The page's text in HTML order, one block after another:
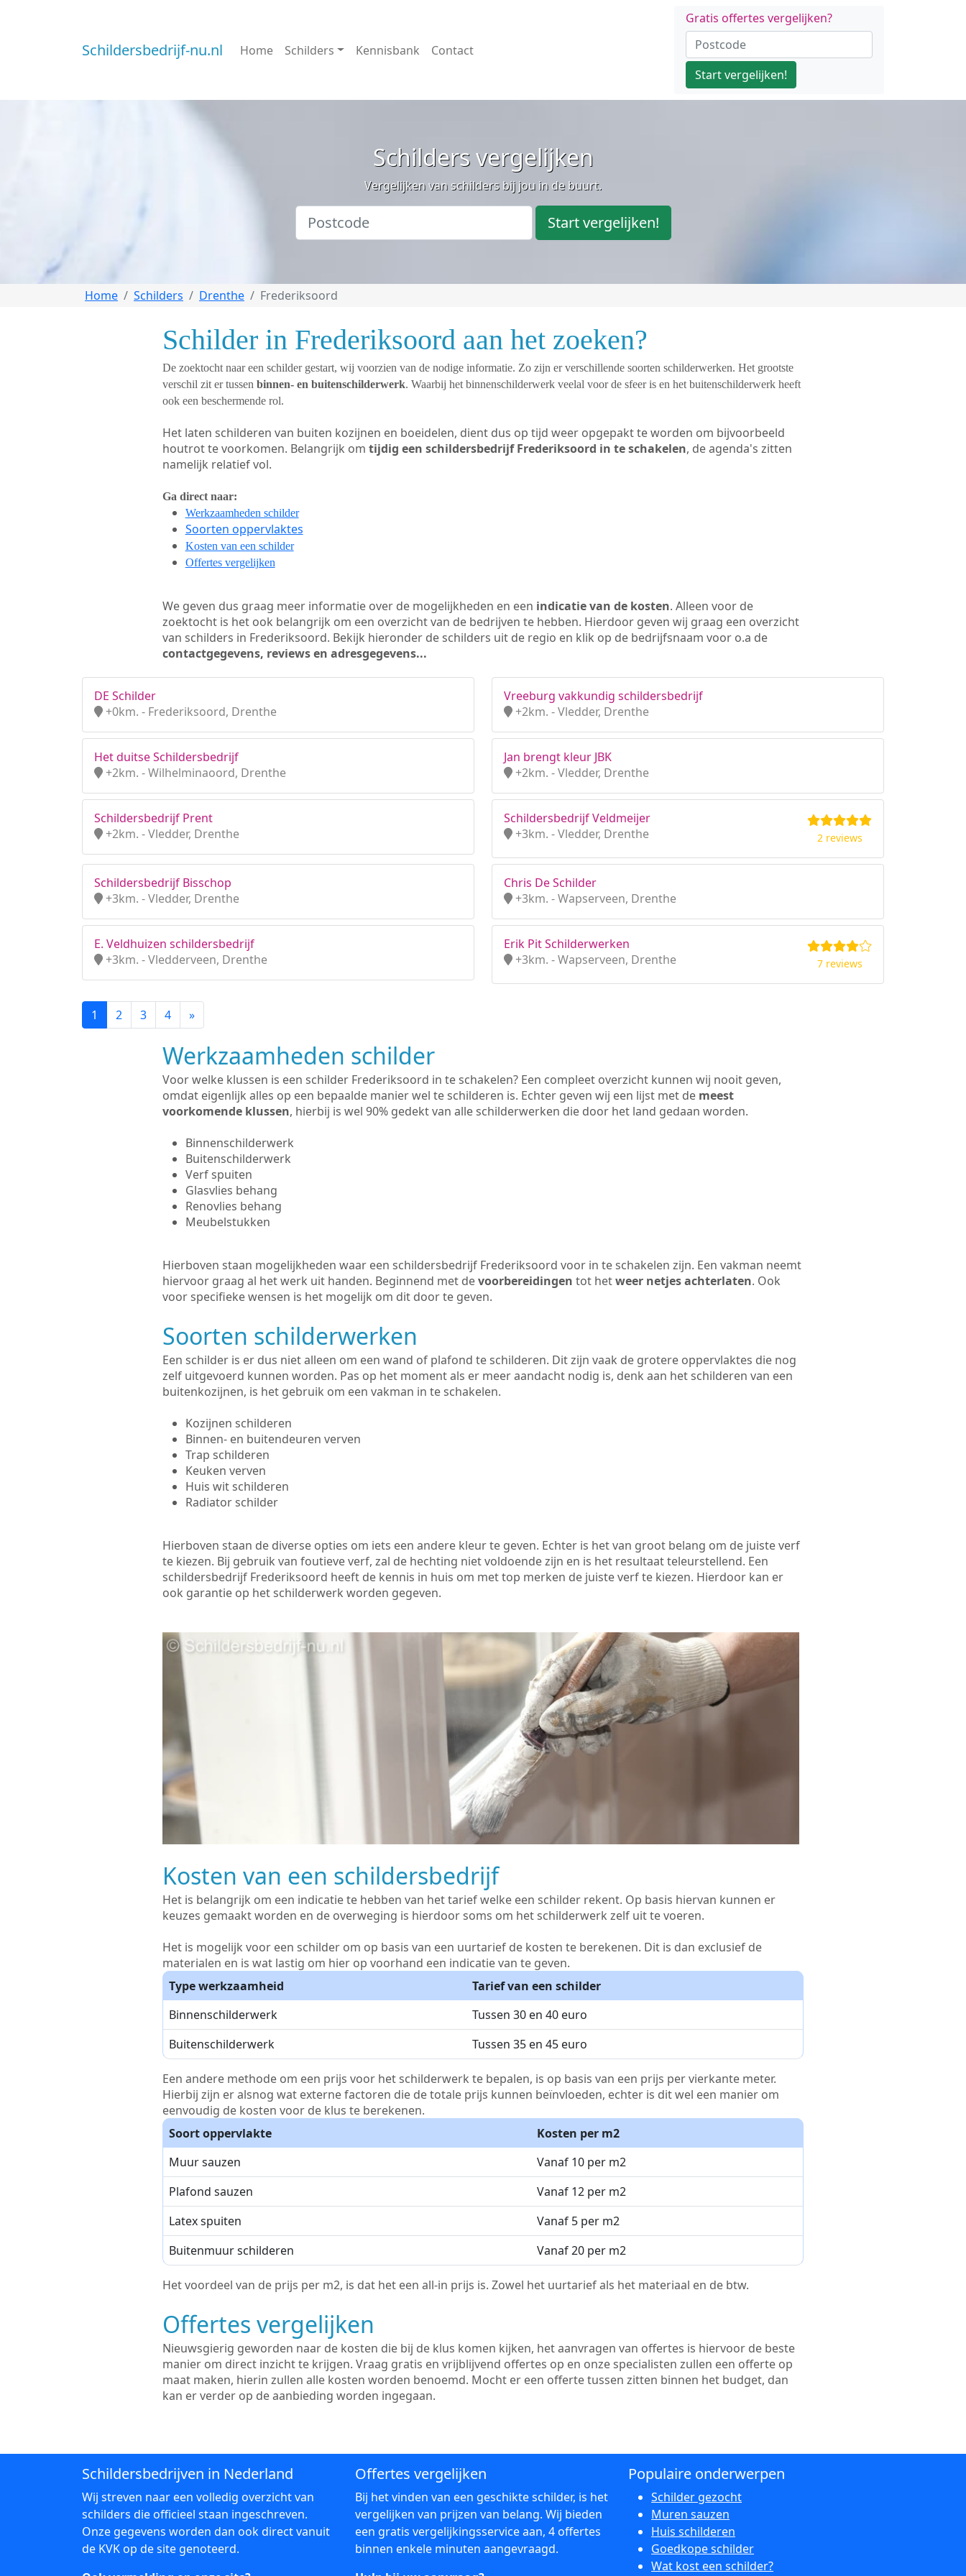
Schildersbedrijf-nu.nl Home Schilders Kennisbank Contact
Gratis offertes vergelijken?
Start vergelijken!
Schilders vergelijken
Vergelijken van schilders bij jou in de buurt.
Start vergelijken!
Home Schilders Drenthe Frederiksoord
Schilder in Frederiksoord aan het zoeken?
De zoektocht naar een schilder gestart, wij voorzien van de nodige informatie. Zo zijn er verschillende soorten schilderwerken. Het grootste
verschil zit er tussen binnen- en buitenschilderwerk. Waarbij het binnenschilderwerk veelal voor de sfeer is en het buitenschilderwerk heeft
ook een beschermende rol.
Het laten schilderen van buiten kozijnen en boeidelen, dient dus op tijd weer opgepakt te worden om bijvoorbeeld
houtrot te voorkomen. Belangrijk om tijdig een schildersbedrijf Frederiksoord in te schakelen, de agenda's zitten
namelijk relatief vol.
Ga direct naar:
Werkzaamheden schilder
Soorten oppervlaktes
Kosten van een schilder
Offertes vergelijken
We geven dus graag meer informatie over de mogelijkheden en een indicatie van de kosten. Alleen voor de
zoektocht is het ook belangrijk om een overzicht van de bedrijven te hebben. Hierdoor geven wij graag een overzicht
van schilders in Frederiksoord. Bekijk hieronder de schilders uit de regio en klik op de bedrijfsnaam voor o.a de
contactgegevens, reviews en adresgegevens...
DE Schilder
+0km. - Frederiksoord, Drenthe
Vreeburg vakkundig schildersbedrijf
+2km. - Vledder, Drenthe
Het duitse Schildersbedrijf
+2km. - Wilhelminaoord, Drenthe
Jan brengt kleur JBK
+2km. - Vledder, Drenthe
Schildersbedrijf Prent
+2km. - Vledder, Drenthe
Schildersbedrijf Veldmeijer
+3km. - Vledder, Drenthe
2 reviews
Schildersbedrijf Bisschop
+3km. - Vledder, Drenthe
Chris De Schilder
+3km. - Wapserveen, Drenthe
E. Veldhuizen schildersbedrijf
+3km. - Vledderveen, Drenthe
Erik Pit Schilderwerken
+3km. - Wapserveen, Drenthe
7 reviews
1 2 3 4 »
Werkzaamheden schilder
Voor welke klussen is een schilder Frederiksoord in te schakelen? Een compleet overzicht kunnen wij nooit geven,
omdat eigenlijk alles op een bepaalde manier wel te schilderen is. Echter geven wij een lijst met de meest
voorkomende klussen, hierbij is wel 90% gedekt van alle schilderwerken die door het land gedaan worden.
Binnenschilderwerk
Buitenschilderwerk
Verf spuiten
Glasvlies behang
Renovlies behang
Meubelstukken
Hierboven staan mogelijkheden waar een schildersbedrijf Frederiksoord voor in te schakelen zijn. Een vakman neemt
hiervoor graag al het werk uit handen. Beginnend met devoorbereidingen tot hetweer netjes achterlaten. Ook
voor specifieke wensen is het mogelijk om dit door te geven.
Soorten schilderwerken
Een schilder is er dus niet alleen om een wand of plafond te schilderen. Dit zijn vaak de grotere oppervlaktes die nog
zelf uitgevoerd kunnen worden. Pas op het moment als er meer aandacht nodig is, denk aan het schilderen van een
buitenkozijnen, is het gebruik om een vakman in te schakelen.
Kozijnen schilderen
Binnen- en buitendeuren verven
Trap schilderen
Keuken verven
Huis wit schilderen
Radiator schilder
Hierboven staan de diverse opties om iets een andere kleur te geven. Echter is het van groot belang om de juiste verf
te kiezen. Bij gebruik van foutieve verf, zal de hechting niet voldoende zijn en is het resultaat teleurstellend. Een
schildersbedrijf Frederiksoord heeft de kennis in huis om met top merken de juiste verf te kiezen. Hierdoor kan er
ook garantie op het schilderwerk worden gegeven.
Kosten van een schildersbedrijf
Het is belangrijk om een indicatie te hebben van het tarief welke een schilder rekent. Op basis hiervan kunnen er
keuzes gemaakt worden en de overweging is hierdoor soms om het schilderwerk zelf uit te voeren.
Het is mogelijk voor een schilder om op basis van een uurtarief de kosten te berekenen. Dit is dan exclusief de
materialen en is wat lastig om hier op voorhand een indicatie van te geven.
Type werkzaamheid
Tarief van een schilder
Binnenschilderwerk
Tussen 30 en 40 euro
Buitenschilderwerk
Tussen 35 en 45 euro
Een andere methode om een prijs voor het schilderwerk te bepalen, is op basis van een prijs per vierkante meter.
Hierbij zijn er alsnog wat externe factoren die de totale prijs kunnen beïnvloeden, echter is dit wel een manier om
eenvoudig de kosten voor de klus te berekenen.
Soort oppervlakte
Kosten per m2
Muur sauzen
Vanaf 10 per m2
Plafond sauzen
Vanaf 12 per m2
Latex spuiten
Vanaf 5 per m2
Buitenmuur schilderen
Vanaf 20 per m2
Het voordeel van de prijs per m2, is dat het een all-in prijs is. Zowel het uurtarief als het materiaal en de btw.
Offertes vergelijken
Nieuwsgierig geworden naar de kosten die bij de klus komen kijken, het aanvragen van offertes is hiervoor de beste
manier om direct inzicht te krijgen. Vraag gratis en vrijblijvend offertes op en onze specialisten zullen een offerte op
maat maken, hierin zullen alle kosten worden benoemd. Mocht er een offerte tussen zitten binnen het budget, dan
kan er verder op de aanbieding worden ingegaan.
Schildersbedrijven in Nederland
Wij streven naar een volledig overzicht van
schilders die officieel staan ingeschreven.
Onze gegevens worden dan ook direct vanuit
de KVK op de site genoteerd.
Offertes vergelijken
Bij het vinden van een geschikte schilder, is het
vergelijken van prijzen van belang. Wij bieden
een gratis vergelijkingsservice aan, 4 offertes
binnen enkele minuten aangevraagd.
Populaire onderwerpen
Schilder gezocht
Muren sauzen
Huis schilderen
Goedkope schilder
Wat kost een schilder?